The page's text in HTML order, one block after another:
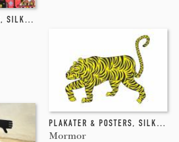
, SILKETRYK
PLAKATER & POSTERS, SILKETRYK
Mormor